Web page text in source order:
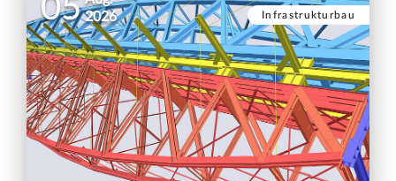
05 2026
Infrastrukturbau